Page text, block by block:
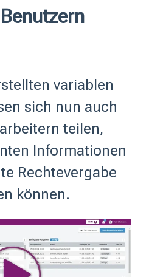
variablen
sich nun auch
teilen,
Informationen
Rechtevergabe
können.